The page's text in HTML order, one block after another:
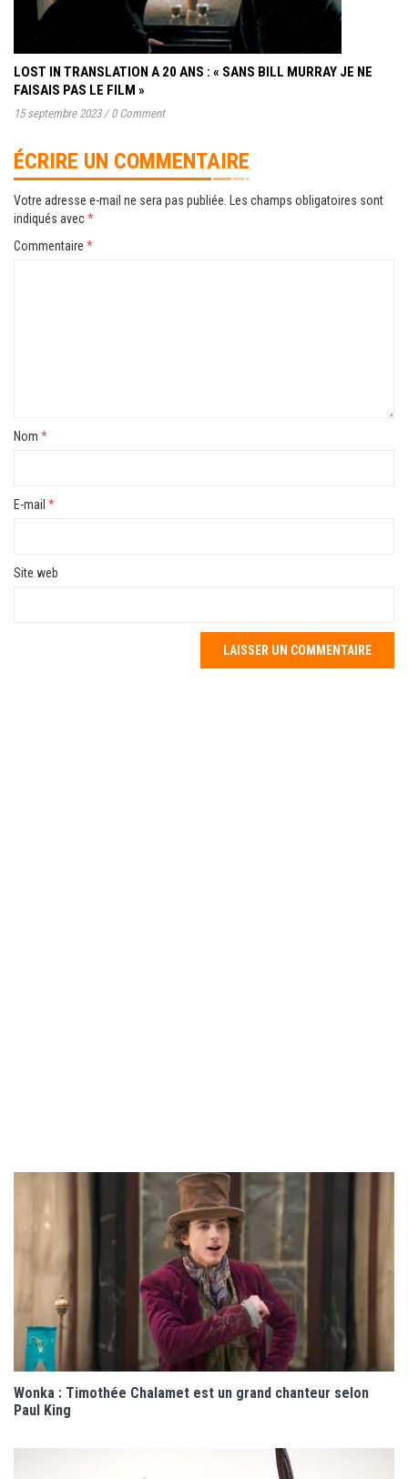
LOST IN TRANSLATION A 20 ANS : « SANS BILL MURRAY JE NE
FAISAIS PAS LE FILM »
15 septembre 2023 / 0 Comment
ÉCRIRE UN COMMENTAIRE
Votre adresse e-mail ne sera pas publiée.
Les champs obligatoires sont
indiqués avec*
Commentaire *
Nom *
E-mail *
Site web
Wonka : Timothée Chalamet est un grand chanteur selon
Paul King